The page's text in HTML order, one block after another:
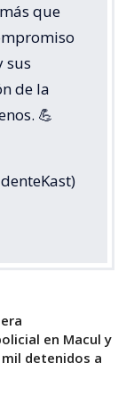
que
sus
de la
💪
en Macul y
detenidos a